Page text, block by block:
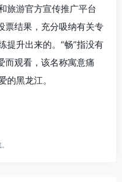
游官方宣传推广平台
票结果，充分吸纳有关专
提升出来的。“畅”指没有
而观看，该名称寓意痛
的黑龙江。